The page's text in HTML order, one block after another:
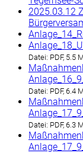
2025.03.12
Datei: PDF, 5.5
Datei: PDF, 6.4
Datei: PDF, 6.3